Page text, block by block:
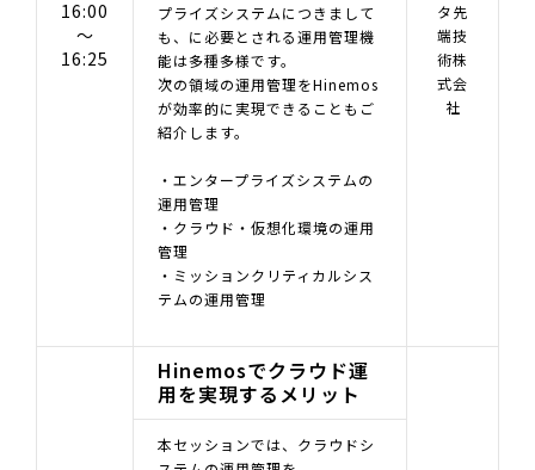
16:00
～
16:25
タ先
端技
術株
式会
社
プライズシステムにつきまして
も、に必要とされる運用管理機
能は多種多様です。
次の領域の運用管理をHinemos
が効率的に実現できることもご
紹介します。
・エンタープライズシステムの
運用管理
・クラウド・仮想化環境の運用
管理
・ミッションクリティカルシス
テムの運用管理
Hinemosでクラウド運
用を実現するメリット
本セッションでは、クラウドシ